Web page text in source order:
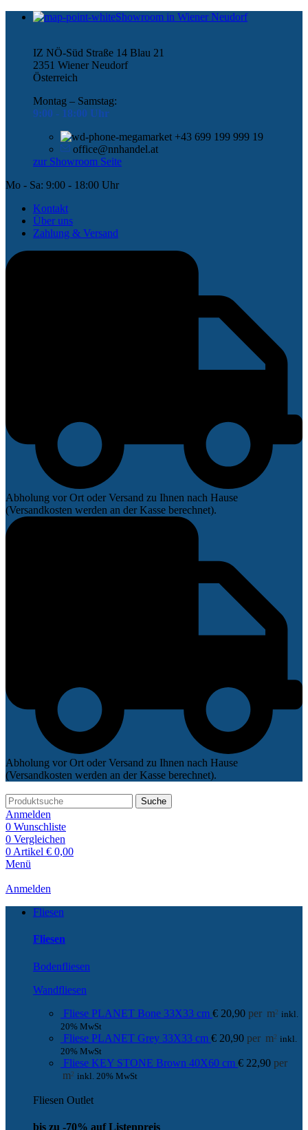
Showroom in Wiener Neudorf
IZ NÖ-Süd Straße 14 Blau 21
2351 Wiener Neudorf
Österreich
Montag – Samstag:
9:00 - 18:00 Uhr
+43 699 199 999 19
office@nnhandel.at
zur Showroom Seite
Mo - Sa: 9:00 - 18:00 Uhr
Kontakt
Über uns
Zahlung & Versand
Abholung vor Ort oder Versand zu Ihnen nach Hause
(Versandkosten werden an der Kasse berechnet).
Abholung vor Ort oder Versand zu Ihnen nach Hause
(Versandkosten werden an der Kasse berechnet).
Suche
Anmelden
0 Wunschliste
0 Vergleichen
0 Artikel € 0,00
Menü
Anmelden
Fliesen
Fliesen
Bodenfliesen
Wandfliesen
Fliese PLANET Bone 33X33 cm € 20,90 per m2 inkl.
20% MwSt
Fliese PLANET Grey 33X33 cm € 20,90 per m2 inkl.
20% MwSt
Fliese KEY STONE Brown 40X60 cm € 22,90 per
m2 inkl. 20% MwSt
Fliesen Outlet
bis zu -70% auf Listenpreis